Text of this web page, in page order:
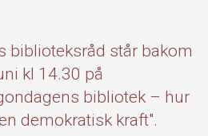
biblioteksråd står bakom
kl 14.30 på
bibliotek – hur
demokratisk kraft".